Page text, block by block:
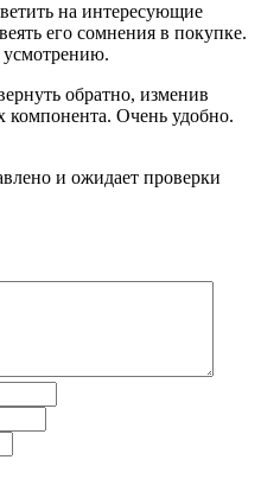
на интересующие
его сомнения в покупке.
усмотрению.
обратно, изменив
компонента. Очень удобно.
и ожидает проверки